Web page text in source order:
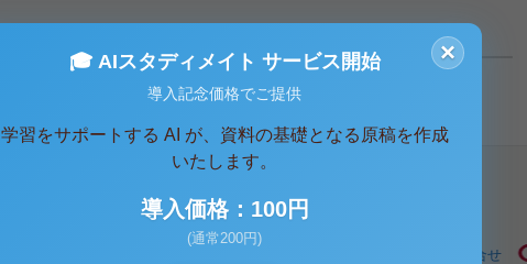
お問合せ
×
🎓 AIスタディメイト サービス開始
導入記念価格でご提供
学習をサポートする AI が、資料の基礎となる原稿を作成
いたします。
導入価格：100円
(通常200円)